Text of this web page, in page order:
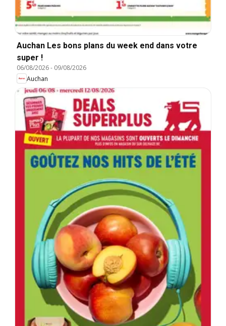
Auchan Les bons plans du week end dans votre
super !
06/08/2026- 09/08/2026
Auchan